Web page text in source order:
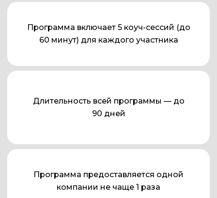
Программа включает 5 коуч-сессий (до
60 минут) для каждого участника
Длительность всей программы — до
90 дней
Программа предоставляется одной
компании не чаще 1 раза